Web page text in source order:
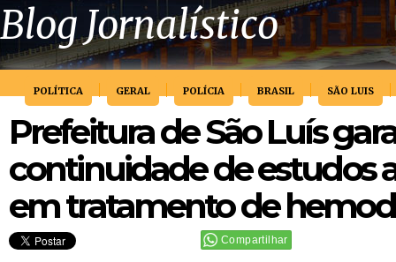
Blog Jornalístico
POLÍTICA GERAL POLÍCIA BRASIL SÃO LUIS
Prefeitura de São Luís
continuidade de estudos
em tratamento de
Compartilhar